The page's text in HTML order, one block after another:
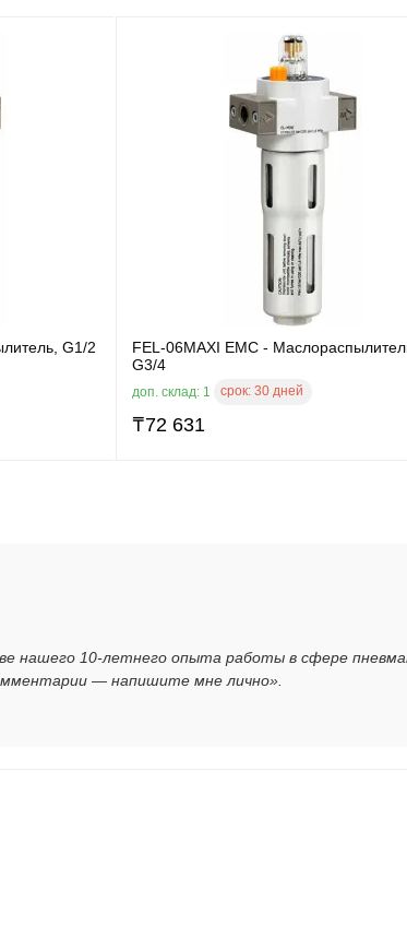
G1/2
FEL-06MAXI EMC -
G3/4
доп. склад: 1 срок: 30 дней
₸72 631
нашего 10-летнего опыта работы в сфере
— напишите мне лично».